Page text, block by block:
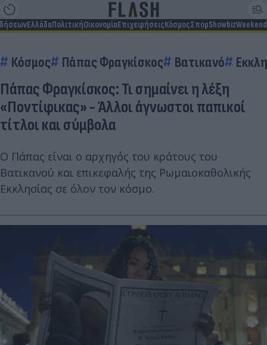
ΕλλάδαΠολιτικήΟικονομίαΕπιχειρήσειςΚόσμοςΣπορShowbizWeekend
Κόσμος Πάπας Φραγκίσκος Βατικανό
Πάπας Φραγκίσκος: Τι σημαίνει η λέξη
«Ποντίφικας» - Άλλοι άγνωστοι παπικοί
τίτλοι και σύμβολα
Ο Πάπας είναι ο αρχηγός του κράτους του
Βατικανού και επικεφαλής της Ρωμαιοκαθολικής
Εκκλησίας σε όλον τον κόσμο.